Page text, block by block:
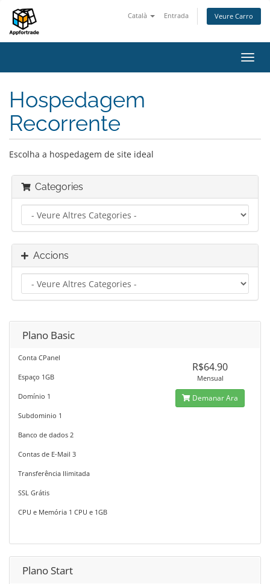
Català Entrada Veure Carro
la
Hospedagem
Recorrente
Escolha a hospedagem de site ideal
Categories
Accions
Plano Basic
Conta CPanel
Espaço 1GB
Domínio 1
Subdominio 1
Banco de dados 2
Contas de E-Mail 3
Transferência Ilimitada
SSL Grátis
CPU e Memória 1 CPU e 1GB
R$64.90
Mensual
Demanar Ara
Plano Start